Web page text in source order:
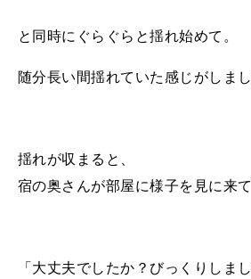
と同時にぐらぐらと揺れ始めて。
随分長い間揺れていた感じがしまし
揺れが収まると、
宿の奥さんが部屋に様子を見に来
「大丈夫でしたか？びっくりしまし